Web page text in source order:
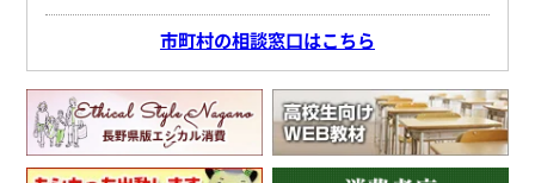
市町村の相談窓口はこちら